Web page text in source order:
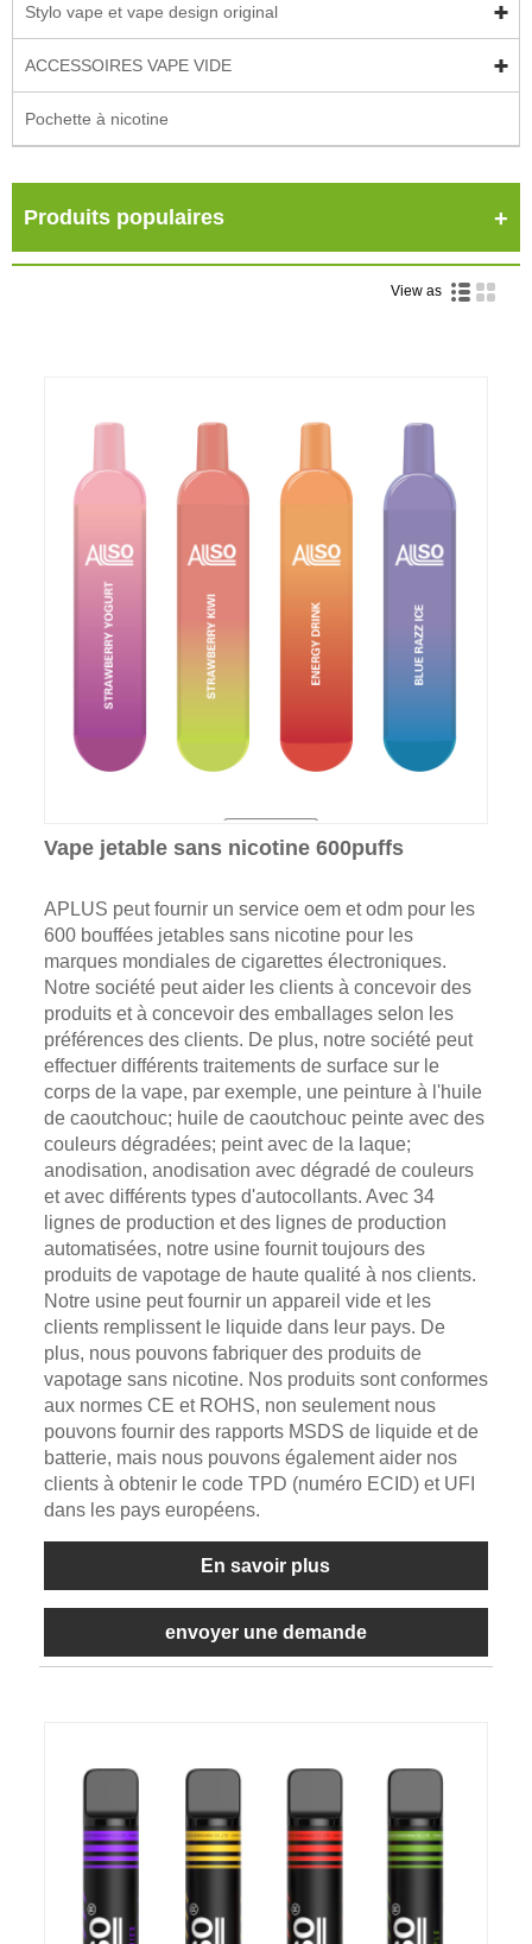
Stylo vape et vape design original
ACCESSOIRES VAPE VIDE
Pochette à nicotine
Produits populaires
View as
Vape jetable sans nicotine 600puffs
APLUS peut fournir un service oem et odm pour les
600 bouffées jetables sans nicotine pour les
marques mondiales de cigarettes électroniques.
Notre société peut aider les clients à concevoir des
produits et à concevoir des emballages selon les
préférences des clients. De plus, notre société peut
effectuer différents traitements de surface sur le
corps de la vape, par exemple, une peinture à l'huile
de caoutchouc; huile de caoutchouc peinte avec des
couleurs dégradées; peint avec de la laque;
anodisation, anodisation avec dégradé de couleurs
et avec différents types d'autocollants. Avec 34
lignes de production et des lignes de production
automatisées, notre usine fournit toujours des
produits de vapotage de haute qualité à nos clients.
Notre usine peut fournir un appareil vide et les
clients remplissent le liquide dans leur pays. De
plus, nous pouvons fabriquer des produits de
vapotage sans nicotine. Nos produits sont conformes
aux normes CE et ROHS, non seulement nous
pouvons fournir des rapports MSDS de liquide et de
batterie, mais nous pouvons également aider nos
clients à obtenir le code TPD (numéro ECID) et UFI
dans les pays européens.
En savoir plus
envoyer une demande